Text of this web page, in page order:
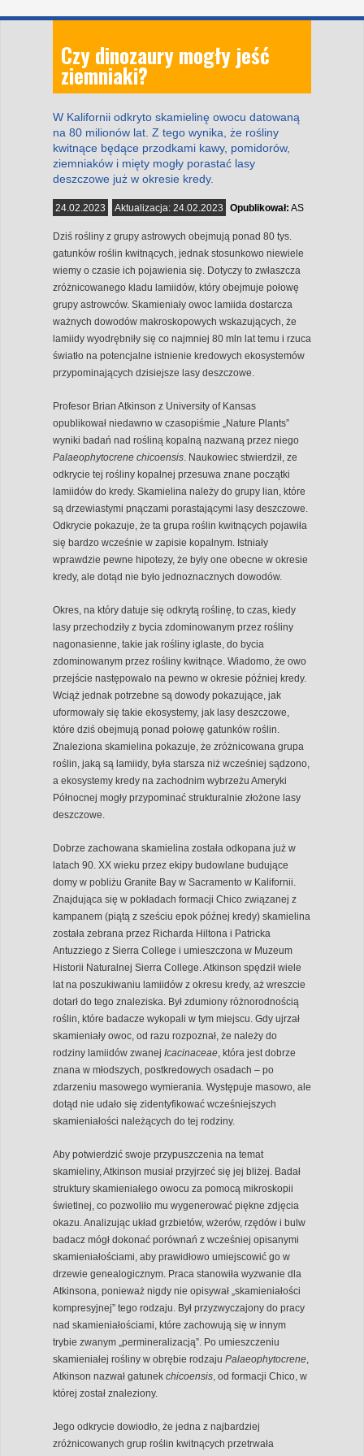
Czy dinozaury mogły jeść
ziemniaki?
W Kalifornii odkryto skamielinę owocu datowaną
na 80 milionów lat. Z tego wynika, że rośliny
kwitnące będące przodkami kawy, pomidorów,
ziemniaków i mięty mogły porastać lasy
deszczowe już w okresie kredy.
24.02.2023 Aktualizacja: 24.02.2023 Opublikował: AS
Dziś rośliny z grupy astrowych obejmują ponad 80 tys.
gatunków roślin kwitnących, jednak stosunkowo niewiele
wiemy o czasie ich pojawienia się. Dotyczy to zwłaszcza
zróżnicowanego kladu lamiidów, który obejmuje połowę
grupy astrowców. Skamieniały owoc lamiida dostarcza
ważnych dowodów makroskopowych wskazujących, że
lamiidy wyodrębniły się co najmniej 80 mln lat temu i rzuca
światło na potencjalne istnienie kredowych ekosystemów
przypominających dzisiejsze lasy deszczowe.
Profesor Brian Atkinson z University of Kansas
opublikował niedawno w czasopiśmie „Nature Plants”
wyniki badań nad rośliną kopalną nazwaną przez niego
Palaeophytocrene chicoensis . Naukowiec stwierdził, ze
odkrycie tej rośliny kopalnej przesuwa znane początki
lamiidów do kredy. Skamielina należy do grupy lian, które
są drzewiastymi pnączami porastającymi lasy deszczowe.
Odkrycie pokazuje, że ta grupa roślin kwitnących pojawiła
się bardzo wcześnie w zapisie kopalnym. Istniały
wprawdzie pewne hipotezy, że były one obecne w okresie
kredy, ale dotąd nie było jednoznacznych dowodów.
Okres, na który datuje się odkrytą roślinę, to czas, kiedy
lasy przechodziły z bycia zdominowanym przez rośliny
nagonasienne, takie jak rośliny iglaste, do bycia
zdominowanym przez rośliny kwitnące. Wiadomo, że owo
przejście następowało na pewno w okresie później kredy.
Wciąż jednak potrzebne są dowody pokazujące, jak
uformowały się takie ekosystemy, jak lasy deszczowe,
które dziś obejmują ponad połowę gatunków roślin.
Znaleziona skamielina pokazuje, że zróżnicowana grupa
roślin, jaką są lamiidy, była starsza niż wcześniej sądzono,
a ekosystemy kredy na zachodnim wybrzeżu Ameryki
Północnej mogły przypominać strukturalnie złożone lasy
deszczowe.
Dobrze zachowana skamielina została odkopana już w
latach 90. XX wieku przez ekipy budowlane budujące
domy w pobliżu Granite Bay w Sacramento w Kalifornii.
Znajdująca się w pokładach formacji Chico związanej z
kampanem (piątą z sześciu epok późnej kredy) skamielina
została zebrana przez Richarda Hiltona i Patricka
Antuzziego z Sierra College i umieszczona w Muzeum
Historii Naturalnej Sierra College. Atkinson spędził wiele
lat na poszukiwaniu lamiidów z okresu kredy, aż wreszcie
dotarł do tego znaleziska. Był zdumiony różnorodnością
roślin, które badacze wykopali w tym miejscu. Gdy ujrzał
skamieniały owoc, od razu rozpoznał, że należy do
rodziny lamiidów zwanej Icacinaceae , która jest dobrze
znana w młodszych, postkredowych osadach – po
zdarzeniu masowego wymierania. Występuje masowo, ale
dotąd nie udało się zidentyfikować wcześniejszych
skamieniałości należących do tej rodziny.
Aby potwierdzić swoje przypuszczenia na temat
skamieliny, Atkinson musiał przyjrzeć się jej bliżej. Badał
struktury skamieniałego owocu za pomocą mikroskopii
świetlnej, co pozwoliło mu wygenerować piękne zdjęcia
okazu. Analizując układ grzbietów, wżerów, rzędów i bulw
badacz mógł dokonać porównań z wcześniej opisanymi
skamieniałościami, aby prawidłowo umiejscowić go w
drzewie genealogicznym. Praca stanowiła wyzwanie dla
Atkinsona, ponieważ nigdy nie opisywał „skamieniałości
kompresyjnej” tego rodzaju. Był przyzwyczajony do pracy
nad skamieniałościami, które zachowują się w innym
trybie zwanym „permineralizacją”. Po umieszczeniu
skamieniałej rośliny w obrębie rodzaju Palaeophytocrene
Atkinson nazwał gatunek chicoensis , od formacji Chico, w
której został znaleziony.
Jego odkrycie dowiodło, że jedna z najbardziej
zróżnicowanych grup roślin kwitnących przetrwała